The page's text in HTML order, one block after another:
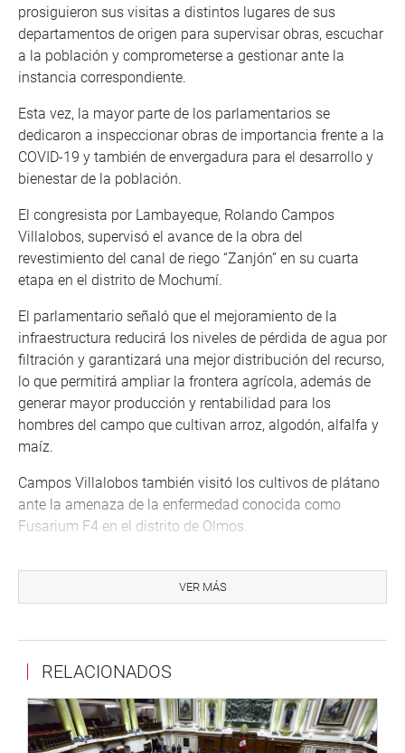
prosiguieron sus visitas a distintos lugares de sus
departamentos de origen para supervisar obras, escuchar
a la población y comprometerse a gestionar ante la
instancia correspondiente.
Esta vez, la mayor parte de los parlamentarios se
dedicaron a inspeccionar obras de importancia frente a la
COVID-19 y también de envergadura para el desarrollo y
bienestar de la población.
El congresista por Lambayeque, Rolando Campos
Villalobos, supervisó el avance de la obra del
revestimiento del canal de riego “Zanjón” en su cuarta
etapa en el distrito de Mochumí.
El parlamentario señaló que el mejoramiento de la
infraestructura reducirá los niveles de pérdida de agua por
filtración y garantizará una mejor distribución del recurso,
lo que permitirá ampliar la frontera agrícola, además de
generar mayor producción y rentabilidad para los
hombres del campo que cultivan arroz, algodón, alfalfa y
maíz.
Campos Villalobos también visitó los cultivos de plátano
ante la amenaza de la enfermedad conocida como
Fusarium F4 en el distrito de Olmos.
Por su lado, el congresista por el Callao, Paul García
Municipalidad de Ventanilla persiguieron a su unidad
móvil y lo interceptaron sin respetar, ya que estaban
interfiriendo su labor congresal.
El legislador se dirigía a participar en un evento
organizado por los pobladores del asentamiento humano
VER MÁS
RELACIONADOS